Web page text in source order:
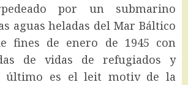
por un submarino
aguas heladas del Mar Báltico
fines de enero de 1945 con
de vidas de refugiados y
último es el leit motiv de la